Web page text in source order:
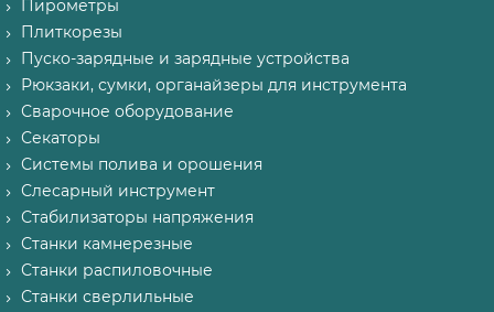
Пирометры
Плиткорезы
Пуско-зарядные и зарядные устройства
Рюкзаки, сумки, органайзеры для инструмента
Сварочное оборудование
Секаторы
Системы полива и орошения
Слесарный инструмент
Стабилизаторы напряжения
Станки камнерезные
Станки распиловочные
Станки сверлильные